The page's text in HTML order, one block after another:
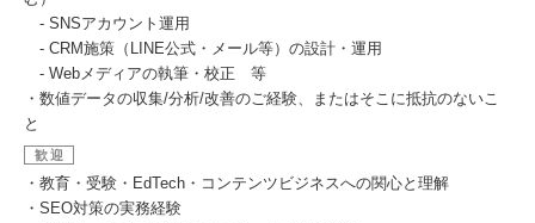
- SNSアカウント運用
- CRM施策（LINE公式・メール等）の設計・運用
- Webメディアの執筆・校正 等
・数値データの収集/分析/改善のご経験、またはそこに抵抗のないこ
と
歓迎
・教育・受験・EdTech・コンテンツビジネスへの関心と理解
・SEO対策の実務経験